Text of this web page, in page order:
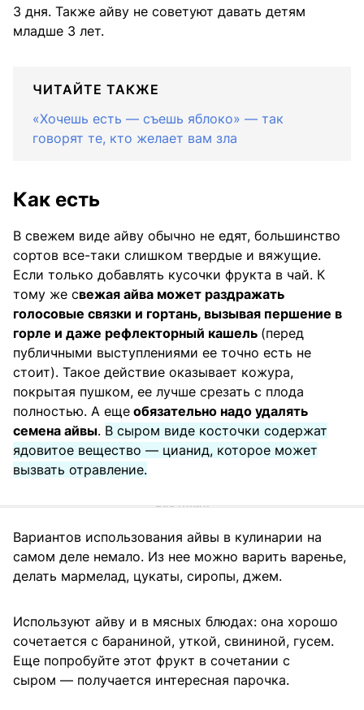
3 дня. Также айву не советуют давать детям
младше 3 лет.
ЧИТАЙТЕ ТАКЖЕ
«Хочешь есть — съешь яблоко» — так
говорят те, кто желает вам зла
Как есть
В свежем виде айву обычно не едят, большинство
сортов все-таки слишком твердые и вяжущие.
Если только добавлять кусочки фрукта в чай. К
тому же свежая айва может раздражать
голосовые связки и гортань, вызывая першение в
горле и даже рефлекторный кашель (перед
публичными выступлениями ее точно есть не
стоит). Такое действие оказывает кожура,
покрытая пушком, ее лучше срезать с плода
полностью. А еще обязательно надо удалять
семена айвы. В сыром виде косточки содержат
ядовитое вещество — цианид, которое может
вызвать отравление.
Вариантов использования айвы в кулинарии на
самом деле немало. Из нее можно варить варенье,
делать мармелад, цукаты, сиропы, джем.
Используют айву и в мясных блюдах: она хорошо
сочетается с бараниной, уткой, свининой, гусем.
Еще попробуйте этот фрукт в сочетании с
сыром — получается интересная парочка.